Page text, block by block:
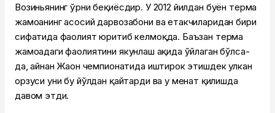
Возиньянинг ўрни беқиёсдир. У 2012 йилдан буён терма
жамоанинг асосий дарвозабони ва етакчиларидан бири
сифатида фаолият юритиб келмоқда. Баъзан терма
жамоадаги фаолиятини якунлаш ҳақида ўйлаган бўлса-
да, айнан Жаҳон чемпионатида иштирок этишдек улкан
орзуси уни бу йўлдан қайтарди ва у меҳнат қилишда
давом этди.